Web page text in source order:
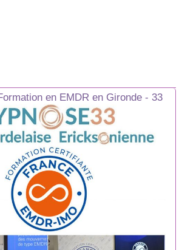
en EMDR en Gironde - 33